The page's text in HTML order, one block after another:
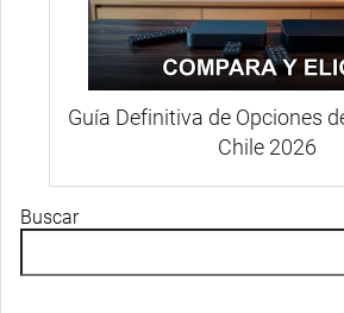
Guía Definitiva de Opciones
Chile 2026
Buscar